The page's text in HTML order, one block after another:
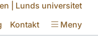
| Lunds universitet
Kontakt Meny